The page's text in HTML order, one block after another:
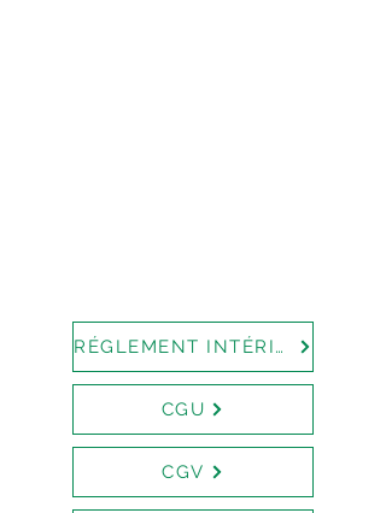
RÉGLEMENT INTÉRIEUR
CGU
CGV